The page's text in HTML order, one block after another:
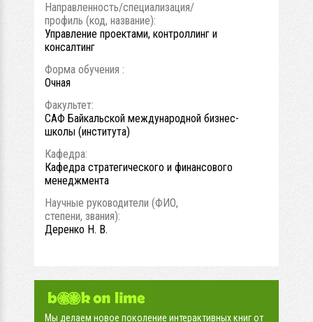
Направленность/специализация/
профиль (код, название):
Управление проектами, контроллинг и
консалтинг
Форма обучения :
Очная
Факультет:
САФ Байкальской международной бизнес-
школы (института)
Кафедра:
Кафедра стратегического и финансового
менеджмента
Научные руководители (ФИО,
степени, звания):
Деренко Н. В.
Мы делаем новое поколение интерактивных книг от